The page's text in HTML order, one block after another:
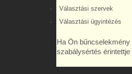
Választási szervek
Választási ügyintézés
Ha Ön bűncselekmény
szabálysértés érintettje